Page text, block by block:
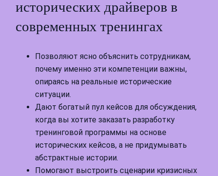
исторических драйверов в
современных тренингах
Позволяют ясно объяснить сотрудникам,
почему именно эти компетенции важны,
опираясь на реальные исторические
ситуации.
Дают богатый пул кейсов для обсуждения,
когда вы хотите заказать разработку
тренинговой программы на основе
исторических кейсов, а не придумывать
абстрактные истории.
Помогают выстроить сценарии кризисных